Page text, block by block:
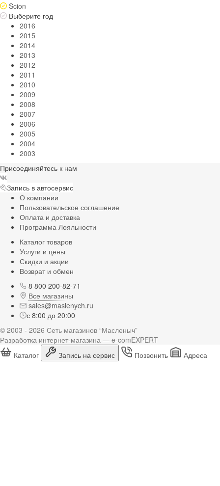
Scion
Выберите год
2016
2015
2014
2013
2012
2011
2010
2009
2008
2007
2006
2005
2004
2003
Присоединяйтесь к нам
Запись в автосервис
О компании
Пользовательское соглашение
Оплата и доставка
Программа Лояльности
Каталог товаров
Услуги и цены
Скидки и акции
Возврат и обмен
8 800 200-82-71
Все магазины
sales@maslenych.ru
с 8:00 до 20:00
© 2003 - 2026 Сеть магазинов “Масленыч”
Разработка интернет-магазина — e-comEXPERT
Каталог
Запись на сервис Позвонить Адреса